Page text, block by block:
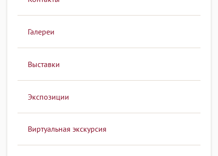
Галереи
Выставки
Экспозиции
Виртуальная экскурсия